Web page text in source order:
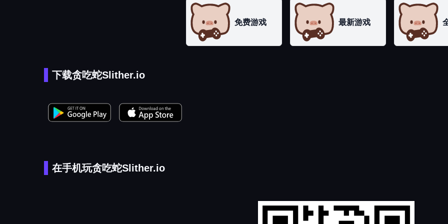
免费游戏 最新游戏
下载贪吃蛇Slither.io
在手机玩贪吃蛇Slither.io